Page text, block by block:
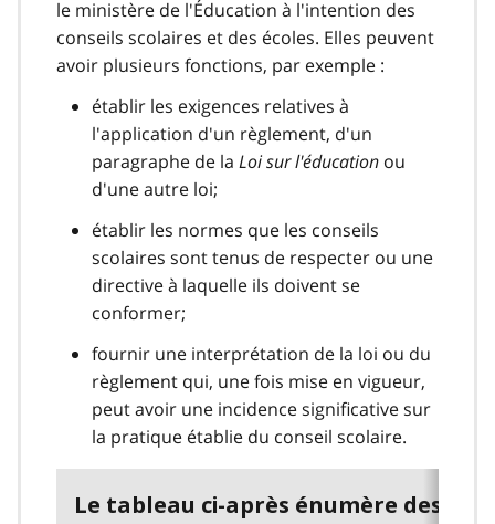
le ministère de l'Éducation à l'intention des
conseils scolaires et des écoles. Elles peuvent
avoir plusieurs fonctions, par exemple :
établir les exigences relatives à
l'application d'un règlement, d'un
paragraphe de la Loi sur l'éducation ou
d'une autre loi;
établir les normes que les conseils
scolaires sont tenus de respecter ou une
directive à laquelle ils doivent se
conformer;
fournir une interprétation de la loi ou du
règlement qui, une fois mise en vigueur,
peut avoir une incidence significative sur
la pratique établie du conseil scolaire.
Le tableau ci-après énumère des